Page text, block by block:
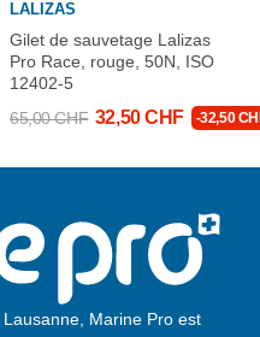
LALIZAS
Gilet de sauvetage Lalizas
Pro Race, rouge, 50N, ISO
12402-5
65,00 CHF 32,50 CHF -32,50
Marine Pro est